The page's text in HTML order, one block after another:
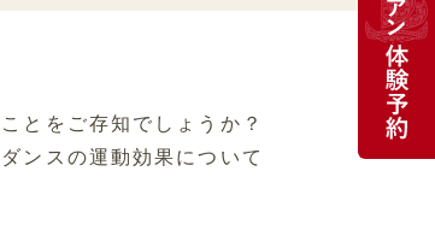
とをご存知でしょうか？
ンスの運動効果について